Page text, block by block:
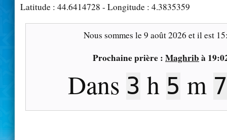
Latitude : 44.6414728 - Longitude : 4.3835359
Nous sommes le9 août 2026 et il est
Prochaine prière : Maghrib à
Dans 3 h 5 m 6